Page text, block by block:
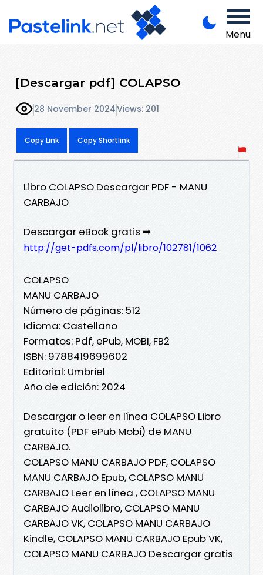
Menu
[Descargar pdf] COLAPSO
28 November 2024Views: 201
Copy Link Copy Shortlink
Libro COLAPSO Descargar PDF - MANU
CARBAJO
Descargar eBook gratis ➡
http://get-pdfs.com/pl/libro/102781/1062
COLAPSO
MANU CARBAJO
Número de páginas: 512
Idioma: Castellano
Formatos: Pdf, ePub, MOBI, FB2
ISBN: 9788419699602
Editorial: Umbriel
Año de edición: 2024
Descargar o leer en línea COLAPSO Libro
gratuito (PDF ePub Mobi) de MANU
CARBAJO.
COLAPSO MANU CARBAJO PDF, COLAPSO
MANU CARBAJO Epub, COLAPSO MANU
CARBAJO Leer en línea , COLAPSO MANU
CARBAJO Audiolibro, COLAPSO MANU
CARBAJO VK, COLAPSO MANU CARBAJO
Kindle, COLAPSO MANU CARBAJO Epub VK,
COLAPSO MANU CARBAJO Descargar gratis